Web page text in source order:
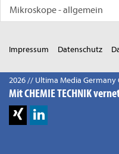
Mikroskope - allgemein
Impressum Datenschutz
2026 // Ultima Media Germany
Mit CHEMIE TECHNIK